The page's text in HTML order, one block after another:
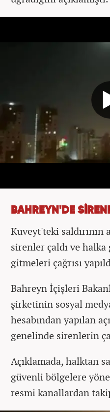
BAHREYN'DE
Kuveyt'teki saldırının
sirenler çaldı ve
gitmeleri çağrısı
Bahreyn İçişleri
şirketinin sosyal
hesabından yapılan
genelinde sirenlerin
Açıklamada, halktan
güvenli bölgelere
resmi kanallardan